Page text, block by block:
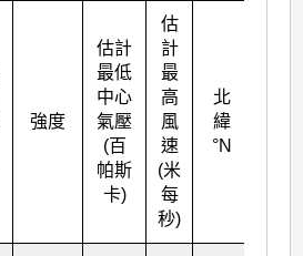
強度
估計
最低
中心
氣壓
(百
帕斯
卡)
估
計
最
高
風
速
(米
每
秒)
北
緯
°N